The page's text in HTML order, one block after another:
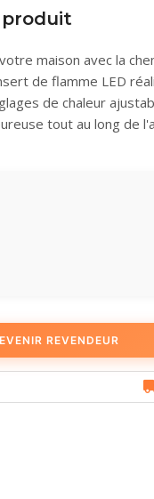
maison avec la
de flamme LED
de chaleur
tout au long de
REVENDEUR